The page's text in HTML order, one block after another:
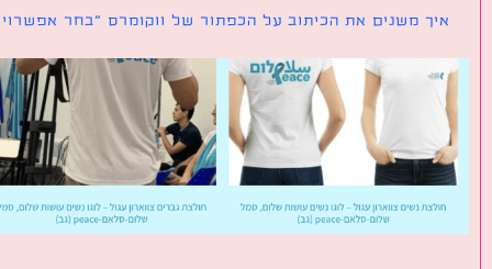
משנים את הכיתוב על הכפתור של ווקומרס ״בחר אפשרויות״